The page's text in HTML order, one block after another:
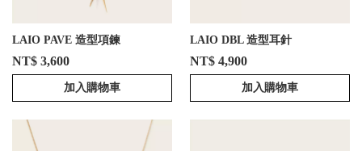
LAIO PAVE 造型項鍊
NT$ 3,600
加入購物車
LAIO DBL 造型耳針
NT$ 4,900
加入購物車